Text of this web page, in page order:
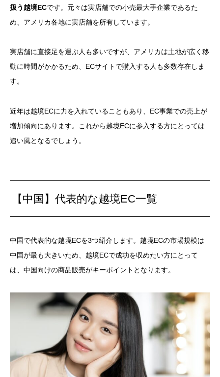
扱う越境ECです。元々は実店舗での小売最大手企業であるた
め、アメリカ各地に実店舗を所有しています。
実店舗に直接足を運ぶ人も多いですが、アメリカは土地が広く移
動に時間がかかるため、ECサイトで購入する人も多数存在しま
す。
近年は越境ECに力を入れていることもあり、EC事業での売上が
増加傾向にあります。これから越境ECに参入する方にとっては
追い風となるでしょう。
【中国】代表的な越境EC一覧
中国で代表的な越境ECを3つ紹介します。越境ECの市場規模は
中国が最も大きいため、越境ECで成功を収めたい方にとって
は、中国向けの商品販売がキーポイントとなります。